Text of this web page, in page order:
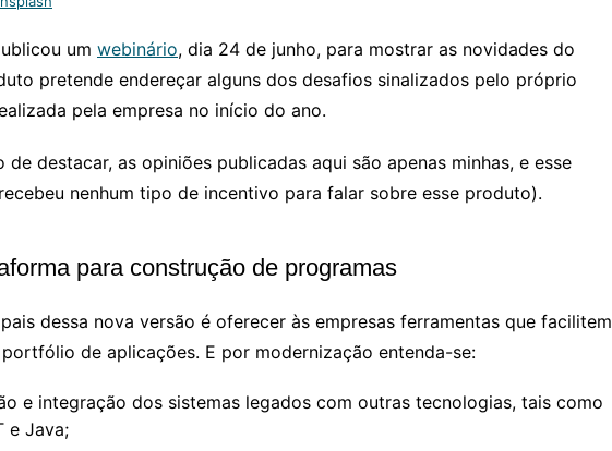
um webinário, dia 24 de junho, para mostrar as novidades do
pretende endereçar alguns dos desafios sinalizados pelo próprio
pela empresa no início do ano.
destacar, as opiniões publicadas aqui são apenas minhas, e esse
nenhum tipo de incentivo para falar sobre esse produto).
para construção de programas
dessa nova versão é oferecer às empresas ferramentas que facilitem
de aplicações. E por modernização entenda-se:
e integração dos sistemas legados com outras tecnologias, tais como
e Java;